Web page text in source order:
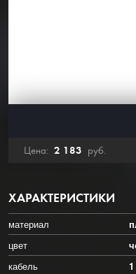
Цена: 2 183 руб.
ХАРАКТЕРИСТИКИ
материал
цвет
кабель